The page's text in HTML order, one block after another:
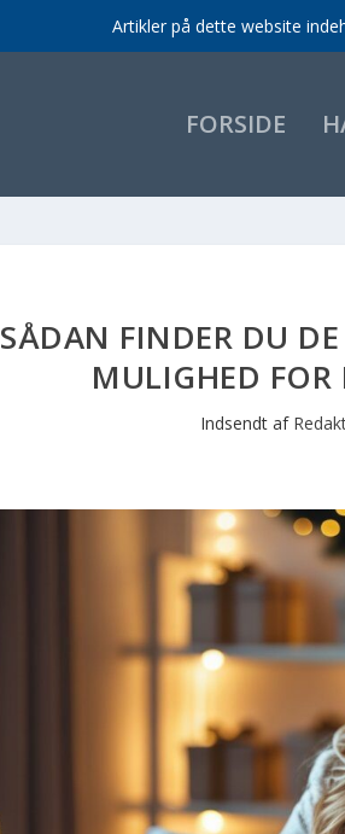
Artikler på dette website
FORSIDE
SÅDAN FINDER DU
MULIGHED
Indsendt af